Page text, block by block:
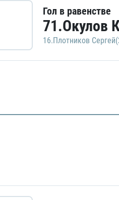
Гол в равенстве
71.Окулов
16.Плотников